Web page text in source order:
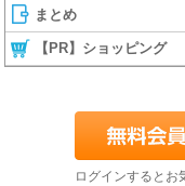
まとめ
【PR】ショッピング
ログインするとお